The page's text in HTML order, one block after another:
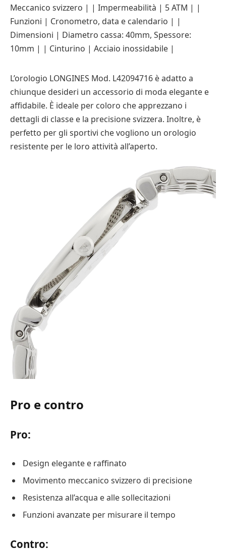
Meccanico svizzero | | Impermeabilità | 5 ATM | |
Funzioni | Cronometro, data e calendario | |
Dimensioni | Diametro cassa: 40mm, Spessore:
10mm | | Cinturino | Acciaio inossidabile |
L’orologio LONGINES Mod. L42094716 è adatto a
chiunque desideri un accessorio di moda elegante e
affidabile. È ideale per coloro che apprezzano i
dettagli di classe e la precisione svizzera. Inoltre, è
perfetto per gli sportivi che vogliono un orologio
resistente per le loro attività all’aperto.
Pro e contro
Pro:
Design elegante e raffinato
Movimento meccanico svizzero di precisione
Resistenza all’acqua e alle sollecitazioni
Funzioni avanzate per misurare il tempo
Contro: